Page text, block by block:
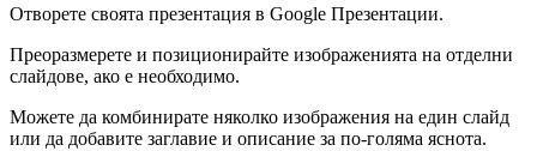
Отворете своята презентация в Google Презентации.
Преоразмерете и позиционирайте изображенията на отделни
слайдове, ако е необходимо.
Можете да комбинирате няколко изображения на един слайд
или да добавите заглавие и описание за по-голяма яснота.